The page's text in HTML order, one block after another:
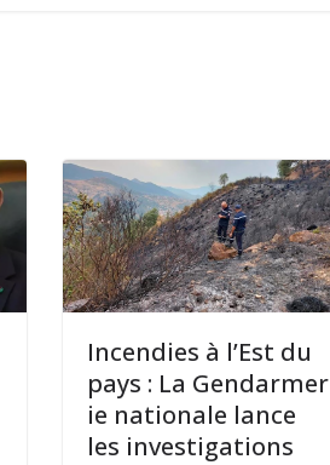
Incendies à l’Est du
pays : La Gendarmer
ie nationale lance
les investigations